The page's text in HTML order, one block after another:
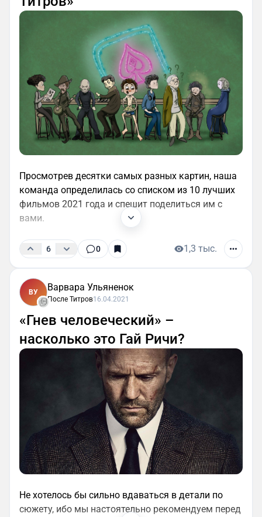
Просмотрев десятки самых разных картин, наша
команда определилась со списком из 10 лучших
фильмов 2021 года и спешит поделиться им с
вами.
6 0 1,3 тыс.
ВУ Варвара Ульяненок
После Титров16.04.2021
«Гнев человеческий» –
насколько это Гай Ричи?
Не хотелось бы сильно вдаваться в детали по
сюжету, ибо мы настоятельно рекомендуем перед